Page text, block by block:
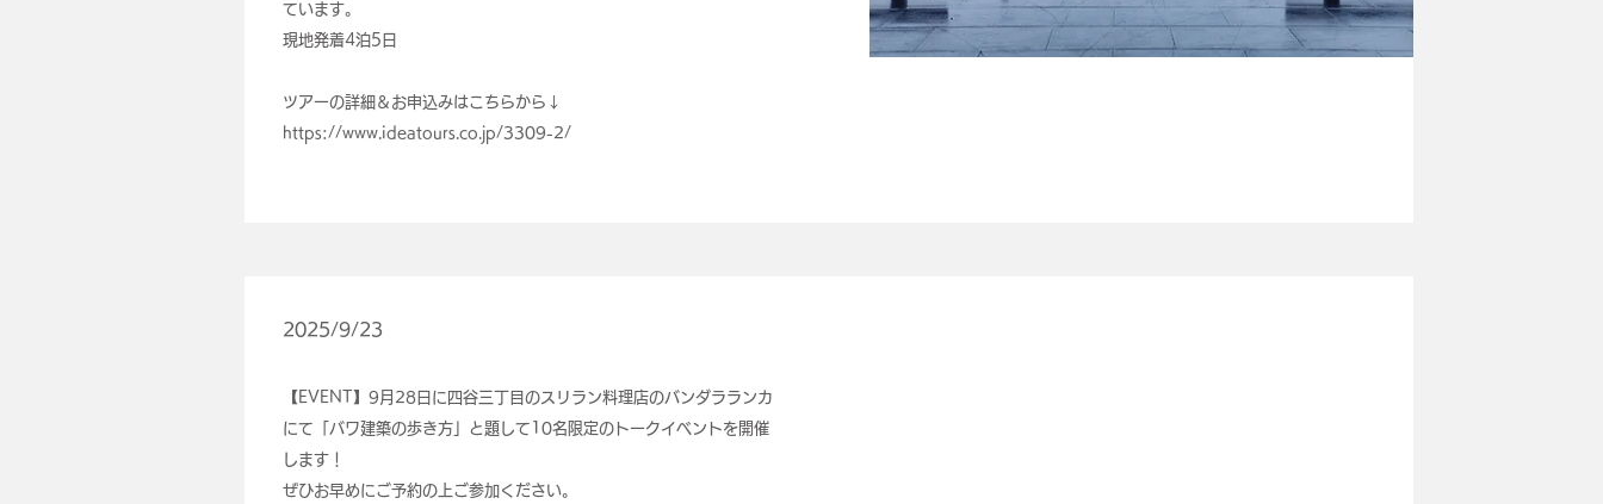
ています。
現地発着4泊5日
ツアーの詳細＆お申込みはこちらから↓
https://www.ideatours.co.jp/3309-2/
2025/9/23
【EVENT】9月28日に四谷三丁目のスリラン料理店のバンダラランカ
にて「バワ建築の歩き方」と題して10名限定のトークイベントを開催
します！
ぜひお早めにご予約の上ご参加ください。